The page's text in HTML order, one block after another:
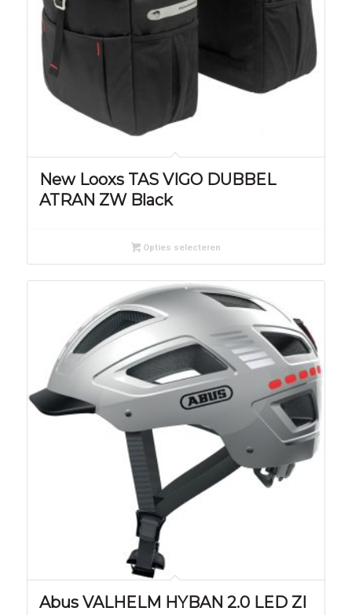
New Looxs TAS VIGO DUBBEL
ATRAN ZW Black
Opties selecteren
Abus VALHELM HYBAN 2.0 LED ZI